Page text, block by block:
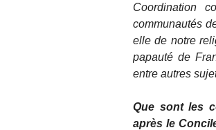
Coordination
communautés
elle de notre
papauté de
entre autres
Que sont les
après le